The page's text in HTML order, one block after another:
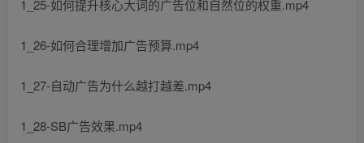
1_25-如何提升核心大词的广告位和自然位的权重.mp4
1_26-如何合理增加广告预算.mp4
1_27-自动广告为什么越打越差.mp4
1_28-SB广告效果.mp4